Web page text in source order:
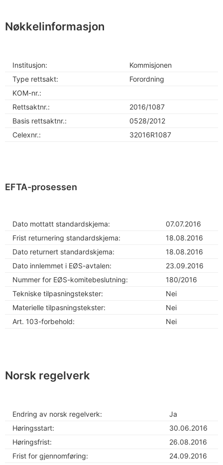
Nøkkelinformasjon
Institusjon:
Kommisjonen
Type rettsakt:
Forordning
KOM-nr.:
Rettsaktnr.:
2016/1087
Basis rettsaktnr.:
0528/2012
Celexnr.:
32016R1087
EFTA-prosessen
Dato mottatt standardskjema:
07.07.2016
Frist returnering standardskjema:
18.08.2016
Dato returnert standardskjema:
18.08.2016
Dato innlemmet i EØS-avtalen:
23.09.2016
Nummer for EØS-komitebeslutning:
180/2016
Tekniske tilpasningstekster:
Nei
Materielle tilpasningstekster:
Nei
Art. 103-forbehold:
Nei
Norsk regelverk
Endring av norsk regelverk:
Ja
Høringsstart:
30.06.2016
Høringsfrist:
26.08.2016
Frist for gjennomføring:
24.09.2016